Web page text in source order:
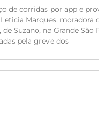
de corridas por app e
Marques, moradora
Suzano, na Grande
pela greve dos